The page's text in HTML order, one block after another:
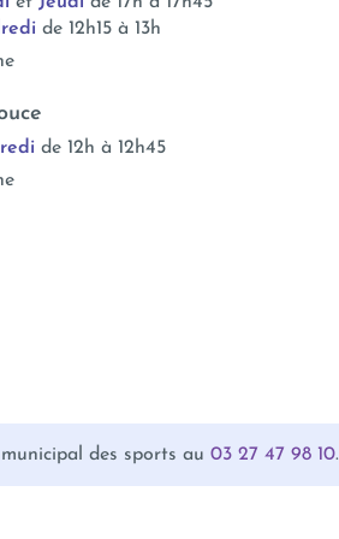
de 12h15 à 13h
de 12h à 12h45
des sports au 03 27 47 98 10.